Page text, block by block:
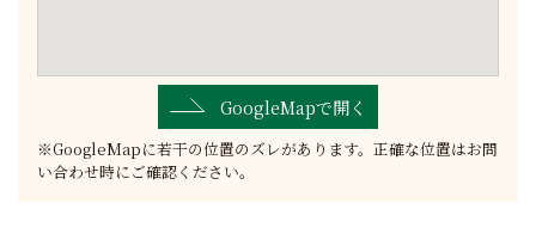
GoogleMapで開く
※GoogleMapに若干の位置のズレがあります。正確な位置はお問
い合わせ時にご確認ください。